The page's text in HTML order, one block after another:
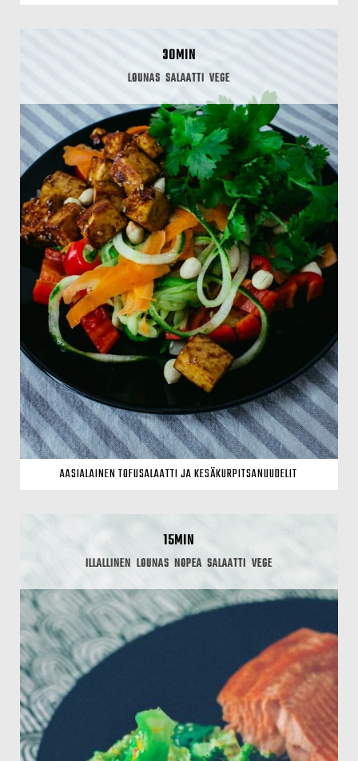
30MIN
LOUNAS SALAATTI VEGE
AASIALAINEN TOFUSALAATTI JA KESÄKURPITSANUUDELIT
15MIN
ILLALLINEN LOUNAS NOPEA SALAATTI VEGE